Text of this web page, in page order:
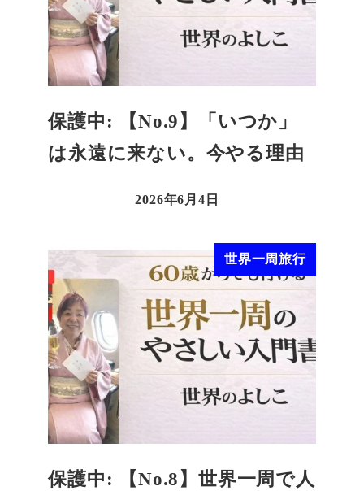
保護中: 【No.9】「いつか」
は永遠に来ない。今やる理由
2026年6月4日
世界一周旅行
保護中: 【No.8】世界一周で人